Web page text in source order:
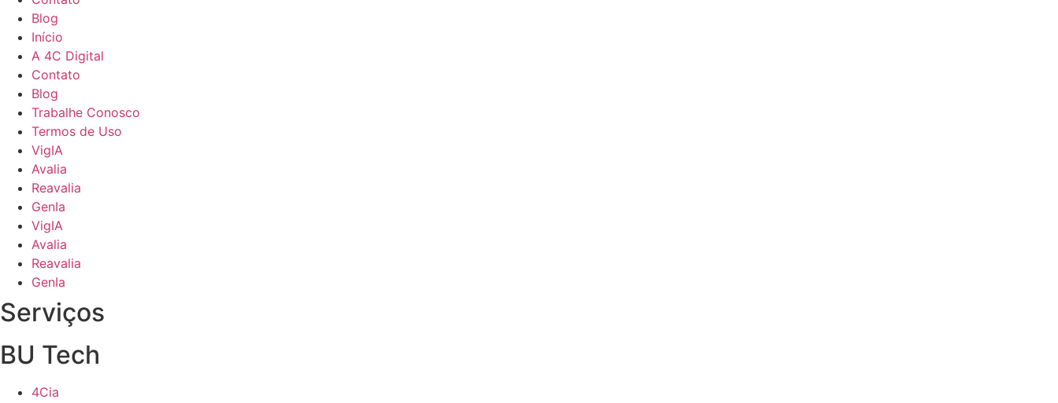
Blog
Início
A 4C Digital
Contato
Blog
Trabalhe Conosco
Termos de Uso
VigIA
Avalia
Reavalia
GenIa
VigIA
Avalia
Reavalia
GenIa
Serviços
BU Tech
4Cia